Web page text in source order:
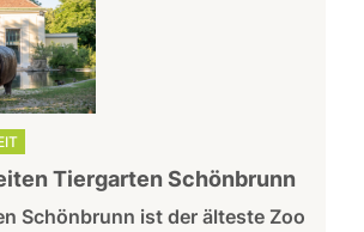
Tiergarten Schönbrunn
Schönbrunn ist der älteste Zoo